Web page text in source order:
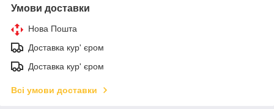
Умови доставки
Нова Пошта
Доставка кур' єром
Доставка кур' єром
Всі умови доставки